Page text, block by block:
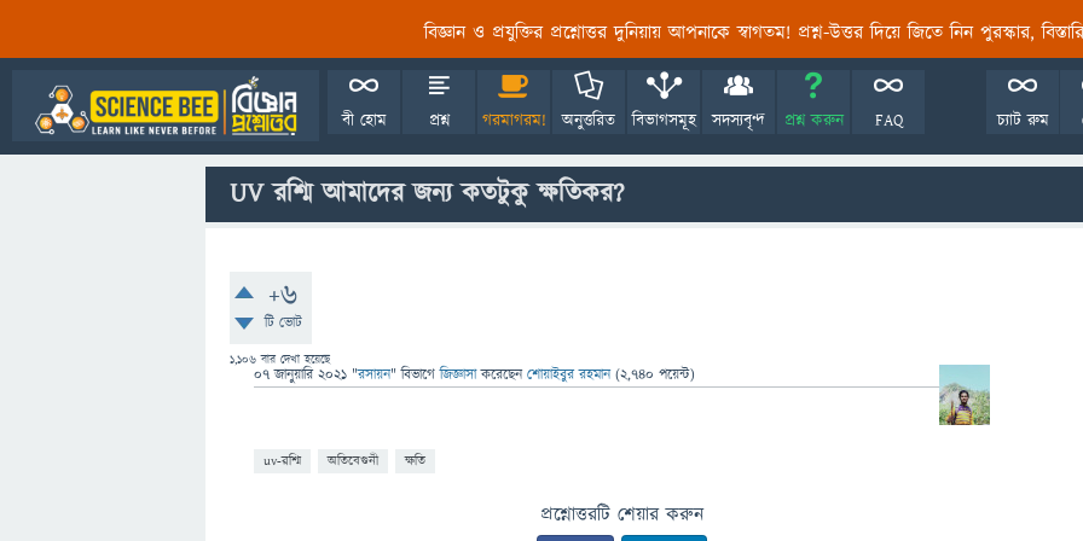
বিজ্ঞান ও প্রযুক্তির প্রশ্নোত্তর দুনিয়ায় আপনাকে স্বাগতম! প্রশ্ন-উত্তর দিয়ে জিতে নিন পুরস্কার,
বী হোম প্রশ্ন গরমাগরম! অনুত্তরিত বিভাগসমূহ সদস্যবৃন্দ প্রশ্ন করুন FAQ চ্যাট রুম
UV রশ্মি আমাদের জন্য কতটুকু ক্ষতিকর?
+6
টি ভোট
1,106 বার দেখা হয়েছে
07 জানুয়ারি 2021 "রসায়ন" বিভাগে জিজ্ঞাসাকরেছেনশোয়াইবুর রহমান (2,740 পয়েন্ট)
uv-রশ্মি অতিবেগুনী ক্ষতি
প্রশ্নোত্তরটি শেয়ার করুন